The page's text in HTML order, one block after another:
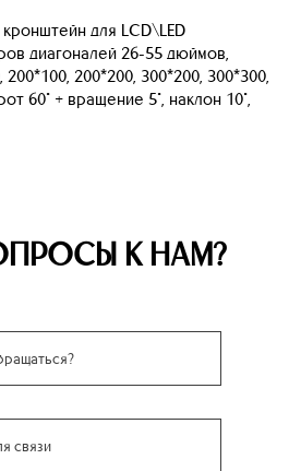
для LCD\LED
диагоналей 26-55 дюймов,
200*100, 200*200, 300*200, 300*300,
60° + вращение 5°, наклон 10°,
К НАМ?